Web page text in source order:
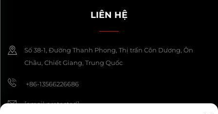
LIÊN HỆ
Số 38-1, Đường Thanh Phong, Thị trấn Côn Dương, Ôn
Châu, Chiết Giang, Trung Quốc
+86-13566226686
[email protected]